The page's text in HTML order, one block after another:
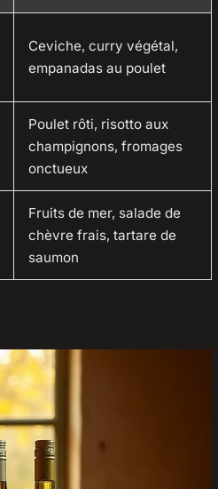
Ceviche, curry végétal,
empanadas au poulet
Poulet rôti, risotto aux
champignons, fromages
onctueux
Fruits de mer, salade de
chèvre frais, tartare de
saumon